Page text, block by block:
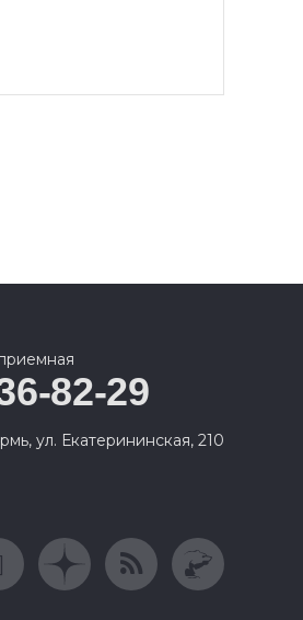
82-29
ул. Екатерининская, 210